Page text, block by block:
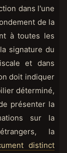
dans l'une
de la
à toutes les
signature du
et dans
doit indiquer
déterminé,
présenter la
sur la
la
distinct